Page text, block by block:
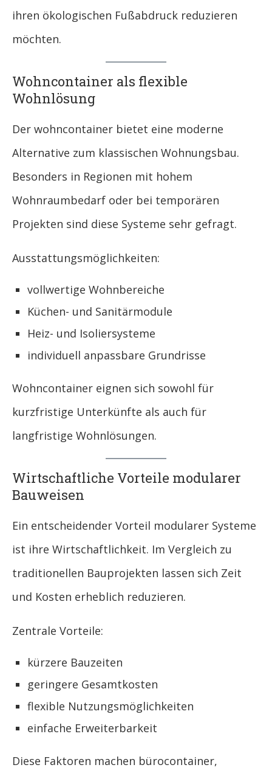
ihren ökologischen Fußabdruck reduzieren
möchten.
Wohncontainer als flexible
Wohnlösung
Der wohncontainer bietet eine moderne
Alternative zum klassischen Wohnungsbau.
Besonders in Regionen mit hohem
Wohnraumbedarf oder bei temporären
Projekten sind diese Systeme sehr gefragt.
Ausstattungsmöglichkeiten:
vollwertige Wohnbereiche
Küchen- und Sanitärmodule
Heiz- und Isoliersysteme
individuell anpassbare Grundrisse
Wohncontainer eignen sich sowohl für
kurzfristige Unterkünfte als auch für
langfristige Wohnlösungen.
Wirtschaftliche Vorteile modularer
Bauweisen
Ein entscheidender Vorteil modularer Systeme
ist ihre Wirtschaftlichkeit. Im Vergleich zu
traditionellen Bauprojekten lassen sich Zeit
und Kosten erheblich reduzieren.
Zentrale Vorteile:
kürzere Bauzeiten
geringere Gesamtkosten
flexible Nutzungsmöglichkeiten
einfache Erweiterbarkeit
Diese Faktoren machen bürocontainer,